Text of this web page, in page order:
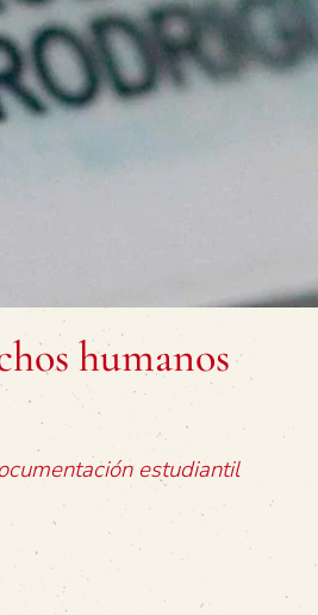
humanos
estudiantil